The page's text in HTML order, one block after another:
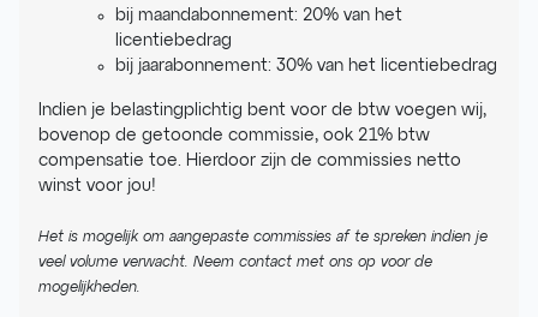
bij maandabonnement: 20% van het
licentiebedrag
bij jaarabonnement: 30% van het licentiebedrag
Indien je belastingplichtig bent voor de btw voegen wij,
bovenop de getoonde commissie, ook 21% btw
compensatie toe. Hierdoor zijn de commissies netto
winst voor jou!
Het is mogelijk om aangepaste commissies af te spreken indien je
veel volume verwacht. Neem contact met ons op voor de
mogelijkheden.